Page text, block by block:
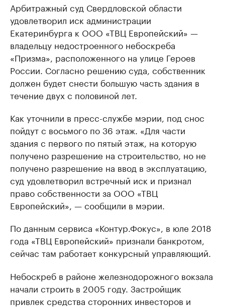
Арбитражный суд Свердловской области
удовлетворил иск администрации
Екатеринбурга к ООО «ТВЦ Европейский» —
владельцу недостроенного небоскреба
«Призма», расположенного на улице Героев
России. Согласно решению суда, собственник
должен будет снести большую часть здания в
течение двух с половиной лет.
Как уточнили в пресс-службе мэрии, под снос
пойдут с восьмого по 36 этаж. «Для части
здания с первого по пятый этаж, на которую
получено разрешение на строительство, но не
получено разрешение на ввод в эксплуатацию,
суд удовлетворил встречный иск и признал
право собственности за ООО «ТВЦ
Европейский», — сообщили в мэрии.
По данным сервиса «Контур.Фокус», в юле 2018
года «ТВЦ Европейский» признали банкротом,
сейчас там работает конкурсный управляющий.
Небоскреб в районе железнодорожного вокзала
начали строить в 2005 году. Застройщик
привлек средства сторонних инвесторов и